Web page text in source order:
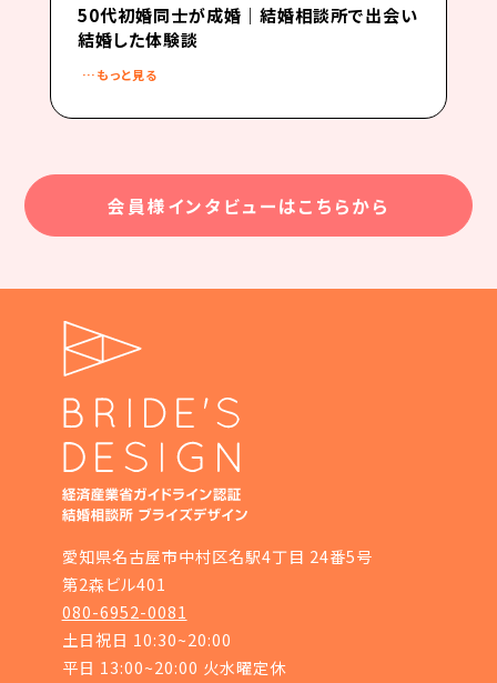
50代初婚同士が成婚｜結婚相談所で出会い
結婚した体験談
…もっと見る
会員様インタビューはこちらから
愛知県名古屋市中村区名駅4丁目 24番5号
第2森ビル401
080-6952-0081
土日祝日 10:30~20:00
平日 13:00~20:00 火水曜定休